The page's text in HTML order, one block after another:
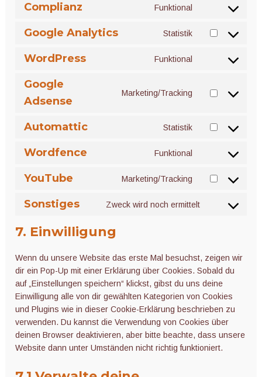
Complianz Funktional
Consent
service
Google Analytics Statistik
Consent
analytics
WordPress Funktional
Consent
service
Google
Adsense
Marketing/Tracking
Consent
service
adsense
Automattic Statistik
Consent
Wordfence Funktional
Consent
service
YouTube Marketing/Tracking
Consent
Sonstiges Zweck wird noch ermittelt
Consent
7. Einwilligung
Wenn du unsere Website das erste Mal besuchst, zeigen wir
dir ein Pop-Up mit einer Erklärung über Cookies. Sobald du
auf „Einstellungen speichern“ klickst, gibst du uns deine
Einwilligung alle von dir gewählten Kategorien von Cookies
und Plugins wie in dieser Cookie-Erklärung beschrieben zu
verwenden. Du kannst die Verwendung von Cookies über
deinen Browser deaktivieren, aber bitte beachte, dass unsere
Website dann unter Umständen nicht richtig funktioniert.